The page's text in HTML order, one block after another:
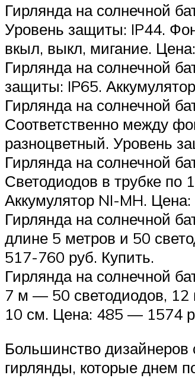
Гирлянда на солнечной
Уровень защиты: IP44.
вкыл, выкл, мигание.
Гирлянда на солнечной
защиты: IP65.
Гирлянда на солнечной
Соответственно между
разноцветный. Уровень
Гирлянда на солнечной
Светодиодов в трубке по
Аккумулятор NI-MH.
Гирлянда на солнечной
длине 5 метров и 50
517-760 руб. Купить.
Гирлянда на солнечной
7 м — 50 светодиодов,
10 см. Цена: 485 — 1574
Большинство
гирлянды, которые днем